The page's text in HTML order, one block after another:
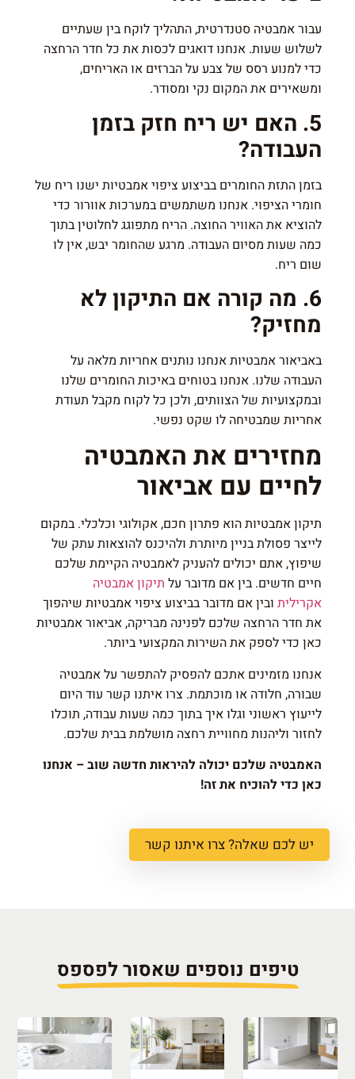
עבור אמבטיה סטנדרטית, התהליך לוקח בין שעתיים
לשלוש שעות. אנחנו דואגים לכסות את כל חדר הרחצה
כדי למנוע רסס של צבע על הברזים או האריחים,
ומשאירים את המקום נקי ומסודר.
5. האם יש ריח חזק בזמן
העבודה?
בזמן התזת החומרים בביצוע ציפוי אמבטיות ישנו ריח של
חומרי הציפוי. אנחנו משתמשים במערכות אוורור כדי
להוציא את האוויר החוצה. הריח מתפוגג לחלוטין בתוך
כמה שעות מסיום העבודה. מרגע שהחומר יבש, אין לו
שום ריח.
6. מה קורה אם התיקון לא
מחזיק?
באביאור אמבטיות אנחנו נותנים אחריות מלאה על
העבודה שלנו. אנחנו בטוחים באיכות החומרים שלנו
ובמקצועיות של הצוותים, ולכן כל לקוח מקבל תעודת
אחריות שמבטיחה לו שקט נפשי.
מחזירים את האמבטיה
לחיים עם אביאור
תיקון אמבטיות הוא פתרון חכם, אקולוגי וכלכלי. במקום
לייצר פסולת בניין מיותרת ולהיכנס להוצאות עתק של
שיפוץ, אתם יכולים להעניק לאמבטיה הקיימת שלכם
חיים חדשים. בין אם מדובר עלתיקון אמבטיה
אקריליתובין אם מדובר בביצוע ציפוי אמבטיות שיהפוך
את חדר הרחצה שלכם לפנינה מבריקה, אביאור אמבטיות
כאן כדי לספק את השירות המקצועי ביותר.
אנחנו מזמינים אתכם להפסיק להתפשר על אמבטיה
שבורה, חלודה או מוכתמת. צרו איתנו קשר עוד היום
לייעוץ ראשוני וגלו איך בתוך כמה שעות עבודה, תוכלו
לחזור וליהנות מחוויית רחצה מושלמת בבית שלכם.
האמבטיה שלכם יכולה להיראות חדשה שוב – אנחנו
כאן כדי להוכיח את זה!
יש לכם שאלה? צרו איתנו קשר
טיפים נוספים שאסור לפספס